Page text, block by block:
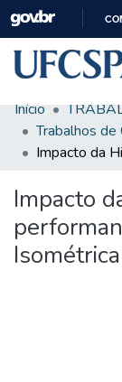
Comunidades &
Busca Facetada
Estatísticas
Sobre o RI-
Início
Impacto